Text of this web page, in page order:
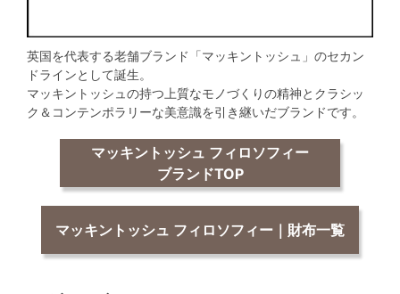
英国を代表する老舗ブランド「マッキントッシュ」のセカン
ドラインとして誕生。
マッキントッシュの持つ上質なモノづくりの精神とクラシッ
ク＆コンテンポラリーな美意識を引き継いだブランドです。
マッキントッシュ フィロソフィー
ブランドTOP
マッキントッシュ フィロソフィー｜財布一覧